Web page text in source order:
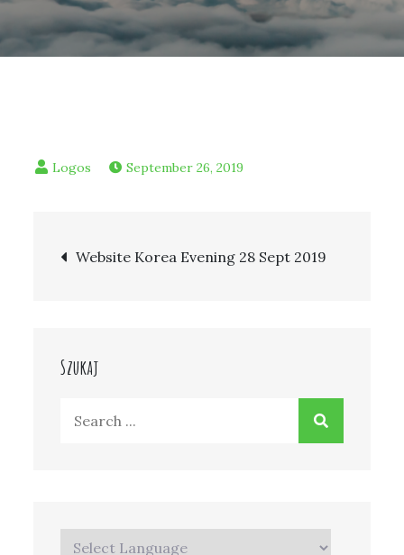
September 26, 2019
Post
Website Korea Evening 28 Sept 2019
Szukaj